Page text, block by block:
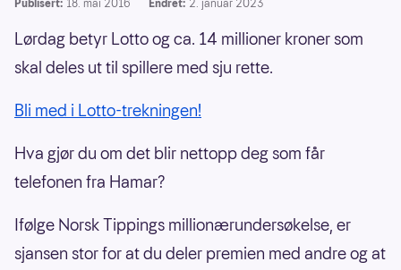
Publisert: 18. mai 2016 Endret: 2. januar 2023
Lørdag betyr Lotto og ca. 14 millioner kroner som
skal deles ut til spillere med sju rette.
Bli med i Lotto-trekningen!
Hva gjør du om det blir nettopp deg som får
telefonen fra Hamar?
Ifølge Norsk Tippings millionærundersøkelse, er
sjansen stor for at du deler premien med andre og at